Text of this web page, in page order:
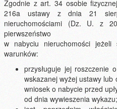
Zgodnie z art. 34 osobie
216a ustawy z dnia 21
nieruchomościami (Dz. U. z
pierwszeństwo
w nabyciu nieruchomości jeżeli
warunków:
przysługuje jej roszczenie
wskazanej wyżej ustawy lub
wniosek o nabycie przed
od dnia wywieszenia wykazu;